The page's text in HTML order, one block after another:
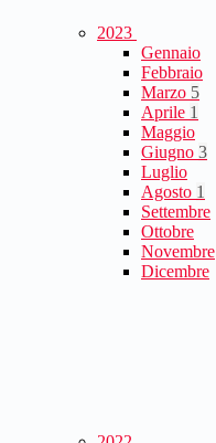
2023
Gennaio
Febbraio
Marzo 5
Aprile 1
Maggio
Giugno 3
Luglio
Agosto 1
Settembre
Ottobre
Novembre
Dicembre